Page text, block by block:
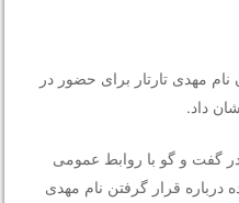
مهدی تارتار برای حضور در
داد.
گفت و گو با روابط عمومی
قرار گرفتن نام مهدی